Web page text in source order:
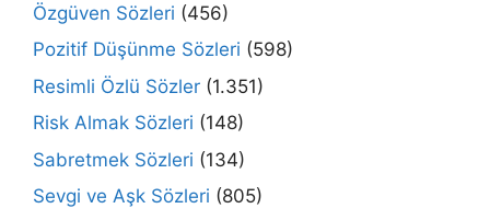
Özgüven Sözleri (456)
Pozitif Düşünme Sözleri (598)
Resimli Özlü Sözler (1.351)
Risk Almak Sözleri (148)
Sabretmek Sözleri (134)
Sevgi ve Aşk Sözleri (805)